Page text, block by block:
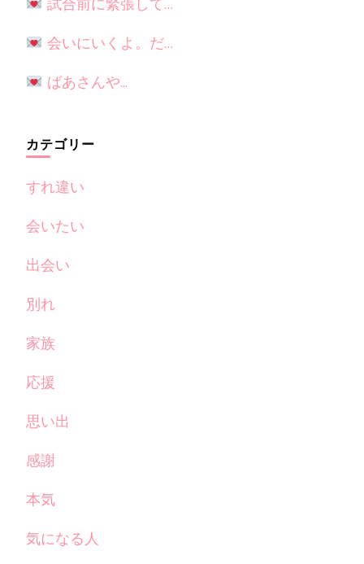
試合前に緊張して…
会いにいくよ。だ…
ばあさんや...
カテゴリー
すれ違い
会いたい
出会い
別れ
家族
応援
思い出
感謝
本気
気になる人